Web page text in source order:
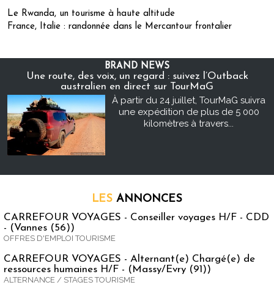
Le Rwanda, un tourisme à haute altitude
France, Italie : randonnée dans le Mercantour frontalier
BRAND NEWS
Une route, des voix, un regard : suivez l’Outback
australien en direct sur TourMaG
À partir du 24 juillet, TourMaG suivra
une expédition de plus de 5 000
kilomètres à travers...
LES ANNONCES
CARREFOUR VOYAGES - Conseiller voyages H/F - CDD
- (Vannes (56))
OFFRES D'EMPLOI TOURISME
CARREFOUR VOYAGES - Alternant(e) Chargé(e) de
ressources humaines H/F - (Massy/Evry (91))
ALTERNANCE / STAGES TOURISME